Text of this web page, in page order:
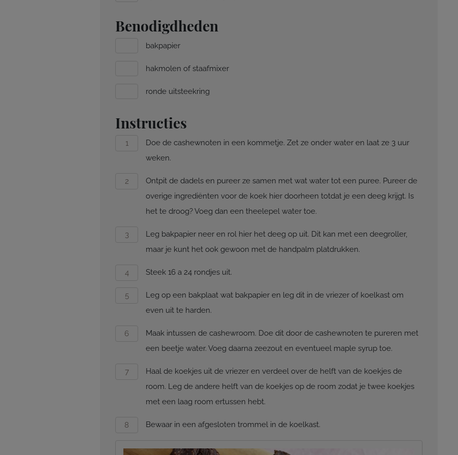
Benodigdheden
bakpapier
hakmolen of staafmixer
ronde uitsteekring
Instructies
Doe de cashewnoten in een kommetje. Zet ze onder water en laat ze 3 uur
weken.
Ontpit de dadels en pureer ze samen met wat water tot een puree. Pureer de
overige ingrediënten voor de koek hier doorheen totdat je een deeg krijgt. Is
het te droog? Voeg dan een theelepel water toe.
Leg bakpapier neer en rol hier het deeg op uit. Dit kan met een deegroller,
maar je kunt het ook gewoon met de handpalm platdrukken.
Steek 16 a 24 rondjes uit.
Leg op een bakplaat wat bakpapier en leg dit in de vriezer of koelkast om
even uit te harden.
Maak intussen de cashewroom. Doe dit door de cashewnoten te pureren met
een beetje water. Voeg daarna zeezout en eventueel maple syrup toe.
Haal de koekjes uit de vriezer en verdeel over de helft van de koekjes de
room. Leg de andere helft van de koekjes op de room zodat je twee koekjes
met een laag room ertussen hebt.
Bewaar in een afgesloten trommel in de koelkast.